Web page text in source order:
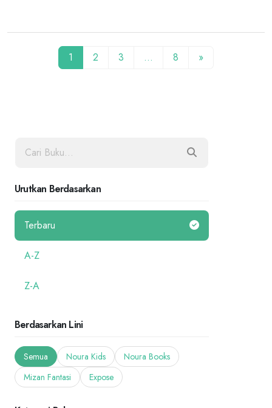
1 2 3 … 8 »
Urutkan Berdasarkan
Terbaru
A-Z
Z-A
Berdasarkan Lini
Semua Noura Kids
Noura Books
Mizan Fantasi
Expose